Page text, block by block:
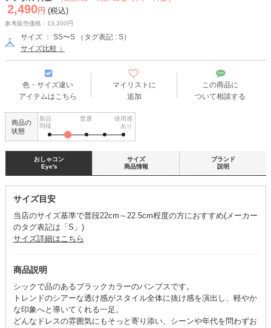
2,490 円 (税込)
参考販売価格：13,200円
サイズ ： SS〜S （タグ表記 : S）
サイズ比較
色・サイズ違い
アイテムはこちら
マイリストに
追加
この商品に
ついて相談する
商品の
状態
新品
同様
普通
使用感
あり
おしゃコン
Eye's
サイズ目安
当店のサイズ基準で普段22cm～22.5cm程度の方におすすめ(メーカー
のタグ表記は「S」)
サイズ詳細はこちら
商品説明
シックで品のあるブラックカラーのパンプスです。
トレンドのシアーな透け感がスタイル全体に抜け感を演出し、軽やか
な印象へと導いてくれる一足。
どんなドレスの雰囲気にもそっと寄り添い、シーンや年代を問わずお
サイズ
商品情報
ブランド
説明